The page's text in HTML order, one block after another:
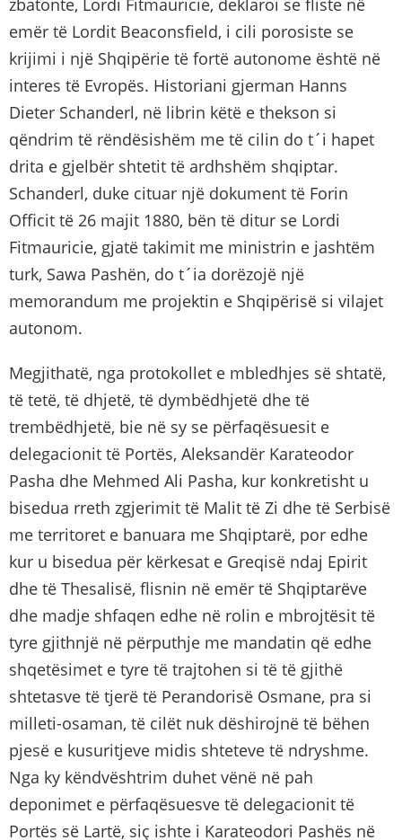
zbatonte, Lordi Fitmauricie, deklaroi se fliste në
emër të Lordit Beaconsfield, i cili porosiste se
krijimi i një Shqipërie të fortë autonome është në
interes të Evropës. Historiani gjerman Hanns
Dieter Schanderl, në librin këtë e thekson si
qëndrim të rëndësishëm me të cilin do t´i hapet
drita e gjelbër shtetit të ardhshëm shqiptar.
Schanderl, duke cituar një dokument të Forin
Officit të 26 majit 1880, bën të ditur se Lordi
Fitmauricie, gjatë takimit me ministrin e jashtëm
turk, Sawa Pashën, do t´ia dorëzojë një
memorandum me projektin e Shqipërisë si vilajet
autonom.
Megjithatë, nga protokollet e mbledhjes së shtatë,
të tetë, të dhjetë, të dymbëdhjetë dhe të
trembëdhjetë, bie në sy se përfaqësuesit e
delegacionit të Portës, Aleksandër Karateodor
Pasha dhe Mehmed Ali Pasha, kur konkretisht u
bisedua rreth zgjerimit të Malit të Zi dhe të Serbisë
me territoret e banuara me Shqiptarë, por edhe
kur u bisedua për kërkesat e Greqisë ndaj Epirit
dhe të Thesalisë, flisnin në emër të Shqiptarëve
dhe madje shfaqen edhe në rolin e mbrojtësit të
tyre gjithnjë në përputhje me mandatin që edhe
shqetësimet e tyre të trajtohen si të të gjithë
shtetasve të tjerë të Perandorisë Osmane, pra si
milleti-osaman, të cilët nuk dëshirojnë të bëhen
pjesë e kusuritjeve midis shteteve të ndryshme.
Nga ky këndvështrim duhet vënë në pah
deponimet e përfaqësuesve të delegacionit të
Portës së Lartë, siç ishte i Karateodori Pashës në